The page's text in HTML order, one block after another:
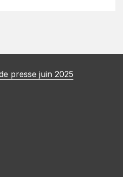
presse juin 2025